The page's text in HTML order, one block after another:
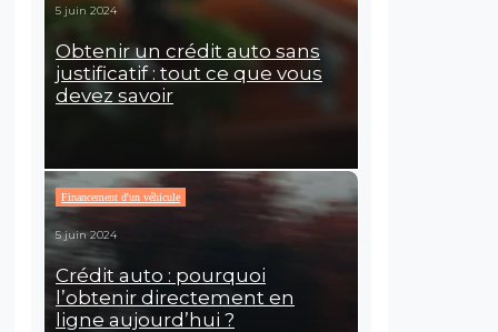
5 juin 2024
Obtenir un crédit auto sans
justificatif : tout ce que vous
devez savoir
Financement d'un véhicule
5 juin 2024
Crédit auto : pourquoi
l’obtenir directement en
ligne aujourd’hui ?